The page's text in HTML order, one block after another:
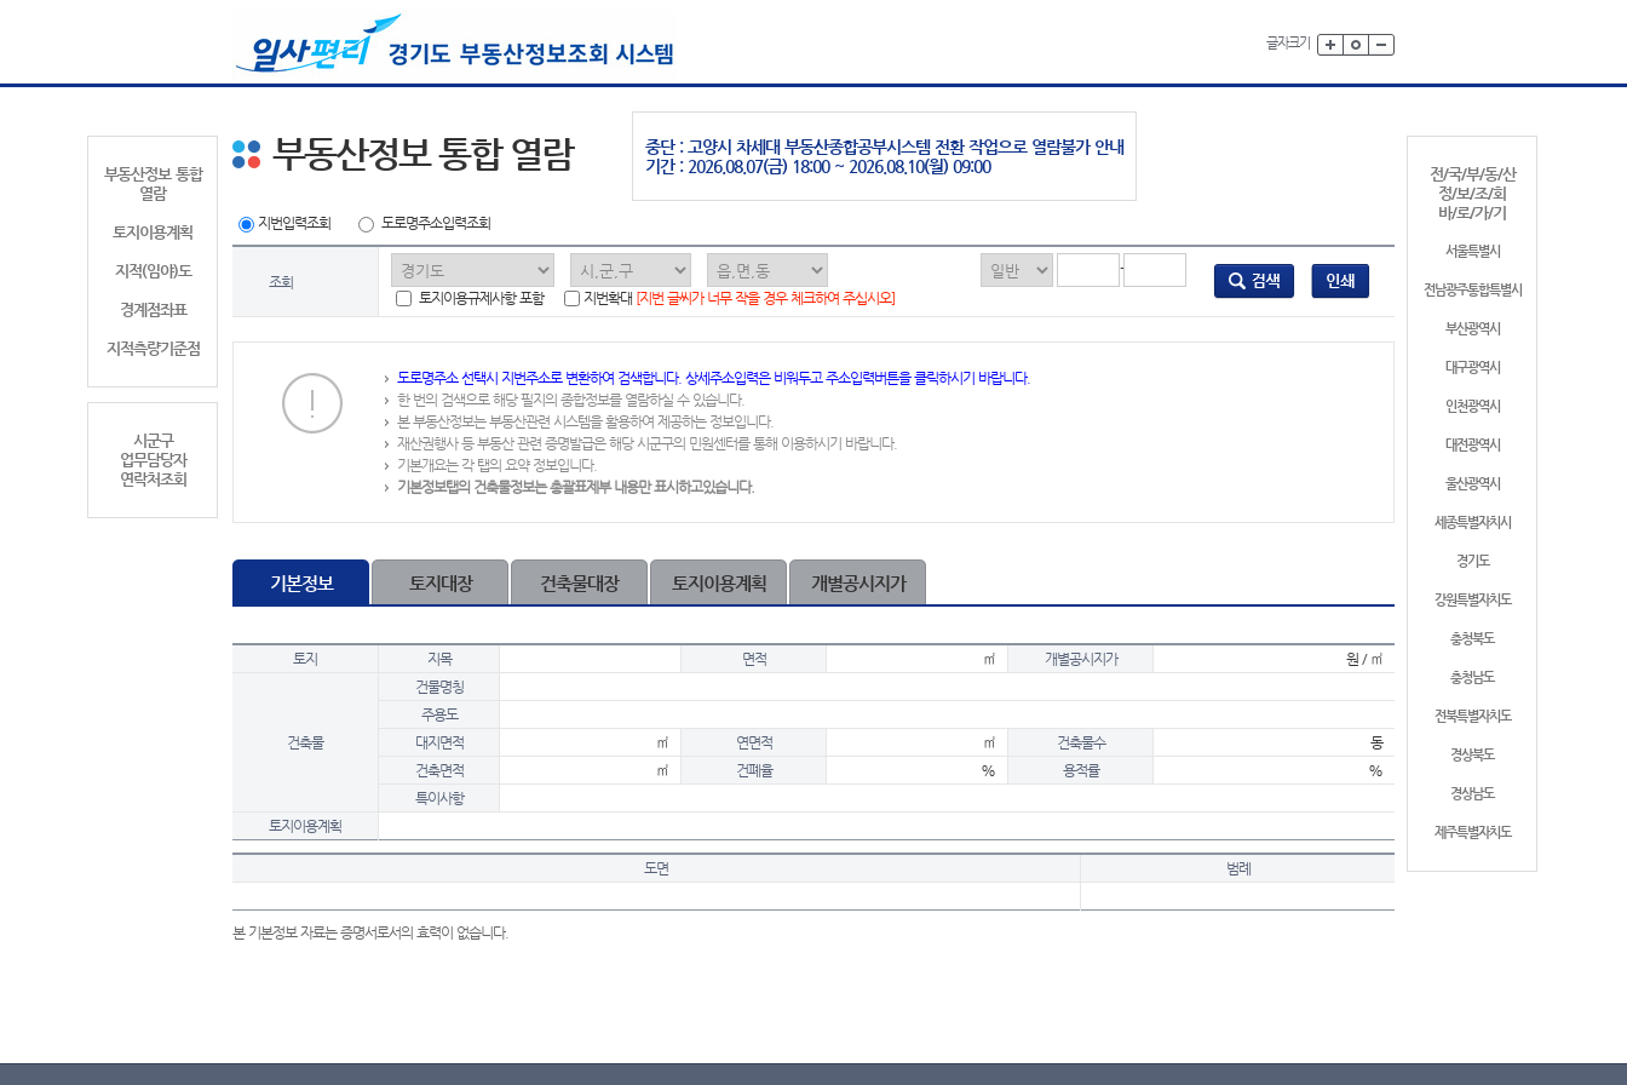
글자크기
부동산정보 통합
열람
토지이용계획
지적(임야)도
경계점좌표
지적측량기준점
시군구
업무담당자
연락처조회
전/국/부/동/산
정/보/조/회
바/로/가/기
서울특별시
전남광주통합특별시
부산광역시
대구광역시
인천광역시
대전광역시
울산광역시
세종특별자치시
경기도
강원특별자치도
충청북도
충청남도
전북특별자치도
경상북도
경상남도
제주특별자치도
중단 : 고양시 차세대 부동산종합공부시스템 전환 작업으로 열람불가 안내
기간 : 2026.08.07(금) 18:00 ~ 2026.08.10(월) 09:00
부동산정보 통합 열람
지번입력조회 도로명주소입력조회
조회
-
토지이용규제사항 포함
지번확대 [지번 글씨가 너무 작을 경우 체크하여 주십시오]
도로명주소 선택시 지번주소로 변환하여 검색합니다. 상세주소입력은 비워두고 주소입력버튼을 클릭하시기 바랍니다.
한 번의 검색으로 해당 필지의 종합정보를 열람하실 수 있습니다.
본 부동산정보는 부동산관련 시스템을 활용하여 제공하는 정보입니다.
재산권행사 등 부동산 관련 증명발급은 해당 시군구의 민원센터를 통해 이용하시기 바랍니다.
기본개요는 각 탭의 요약 정보입니다.
기본정보탭의 건축물정보는 총괄표제부 내용만 표시하고있습니다.
기본정보 토지대장 건축물대장 토지이용계획 개별공시지가
토지 지목 면적 ㎡ 개별공시지가 원 / ㎡
건축물
건물명칭
주용도
대지면적
㎡ 연면적 ㎡ 건축물수
동
건축면적
㎡ 건폐율 % 용적률
%
특이사항
토지이용계획
도면 범례
본 기본정보 자료는 증명서로서의 효력이 없습니다.